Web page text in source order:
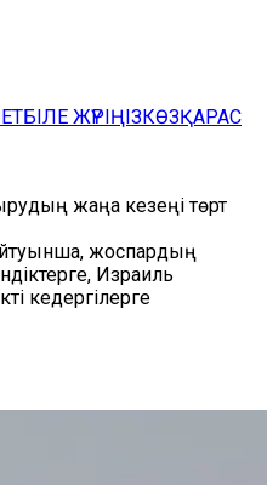
БІЛЕ ЖҮРІҢІЗКӨЗҚАРАС
жаңа кезеңі төрт
жоспардың
Израиль
кедергілерге